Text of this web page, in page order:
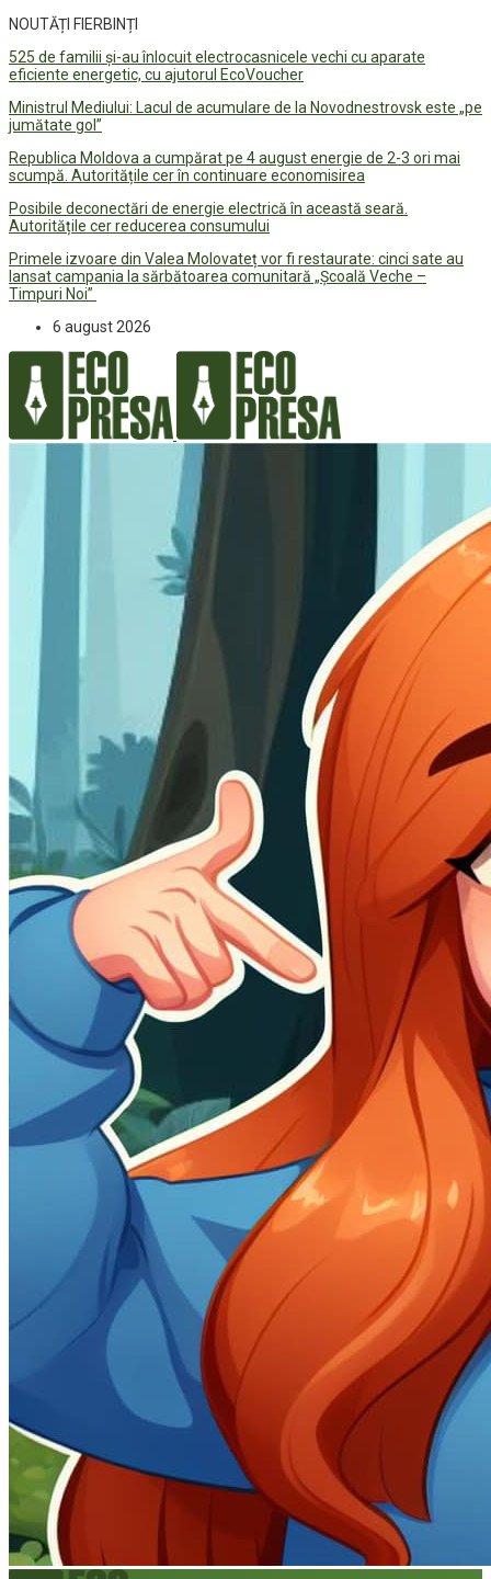
NOUTĂȚI FIERBINȚI
525 de familii și-au înlocuit electrocasnicele vechi cu aparate
eficiente energetic, cu ajutorul EcoVoucher
Ministrul Mediului: Lacul de acumulare de la Novodnestrovsk este „pe
jumătate gol”
Republica Moldova a cumpărat pe 4 august energie de 2-3 ori mai
scumpă. Autoritățile cer în continuare economisirea
Posibile deconectări de energie electrică în această seară.
Autoritățile cer reducerea consumului
Primele izvoare din Valea Molovateț vor fi restaurate: cinci sate au
lansat campania la sărbătoarea comunitară „Școală Veche –
Timpuri Noi”
6 august 2026